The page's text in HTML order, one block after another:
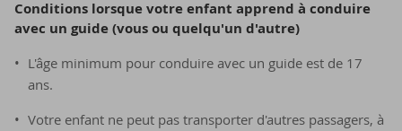
Condi­tions lorsque votre en­fant ap­prend à conduire
avec un guide (vous ou quel­qu'un d'autre)
L'âge minimum pour conduire avec un guide est de 17
ans.
Votre enfant ne peut pas transporter d'autres passagers, à